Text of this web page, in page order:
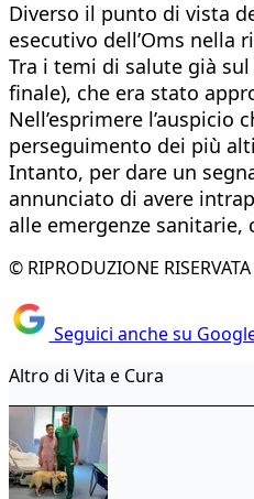
Diverso il punto di vista
esecutivo dell’Oms nella
Tra i temi di salute già
finale), che era stato
Nell’esprimere
perseguimento dei più
Intanto, per dare un
annunciato di avere
alle emergenze sanitarie,
© RIPRODUZIONE RISERVATA
Seguici anche su
Altro di Vita e Cura